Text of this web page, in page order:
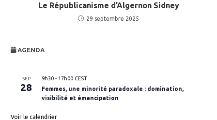
Le Républicanisme d’Algernon Sidney
29 septembre 2025
AGENDA
SEP
28
9h30 - 17h00 CEST
Femmes, une minorité paradoxale : domination,
visibilité et émancipation
Voir le calendrier